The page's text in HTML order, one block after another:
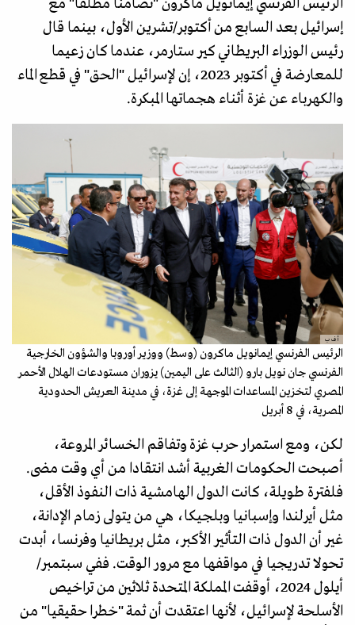
إسرائيل بعد السابع من أكتوبر/تشرين الأول، بينما قال
رئيس الوزراء البريطاني كير ستارمر، عندما كان زعيما
للمعارضة في أكتوبر 2023، إن لإسرائيل "الحق" في قطع الماء
والكهرباء عن غزة أثناء هجماتها المبكرة.
أ ف ب
الرئيس الفرنسي إيمانويل ماكرون (وسط) ووزير أوروبا والشؤون الخارجية
الفرنسي جان نويل بارو (الثالث على اليمين) يزوران مستودعات الهلال الأحمر
المصري لتخزين المساعدات الموجهة إلى غزة، في مدينة العريش الحدودية
المصرية، في 8 أبريل
لكن، ومع استمرار حرب غزة وتفاقم الخسائر المروعة،
أصبحت الحكومات الغربية أشد انتقادا من أي وقت مضى.
فلفترة طويلة، كانت الدول الهامشية ذات النفوذ الأقل،
مثل أيرلندا وإسبانيا وبلجيكا، هي من يتولى زمام الإدانة،
غير أن الدول ذات التأثير الأكبر، مثل بريطانيا وفرنسا، أبدت
تحولا تدريجيا في مواقفها مع مرور الوقت. ففي سبتمبر/
أيلول 2024، أوقفت المملكة المتحدة ثلاثين من تراخيص
الأسلحة لإسرائيل، لأنها اعتقدت أن ثمة "خطرا حقيقيا" من